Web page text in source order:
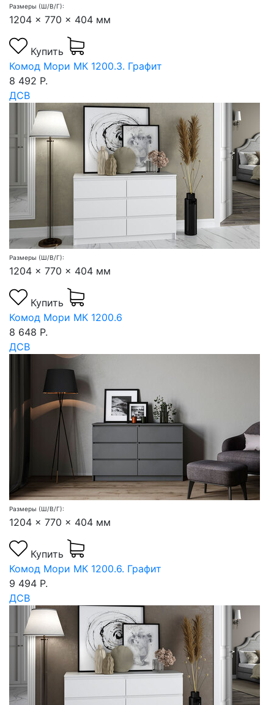
Размеры (Ш/В/Г):
1204 x 770 x 404 мм
Купить
Комод Мори МК 1200.3. Графит
8 492 Р.
ДСВ
Размеры (Ш/В/Г):
1204 x 770 x 404 мм
Купить
Комод Мори МК 1200.6
8 648 Р.
ДСВ
Размеры (Ш/В/Г):
1204 x 770 x 404 мм
Купить
Комод Мори МК 1200.6. Графит
9 494 Р.
ДСВ